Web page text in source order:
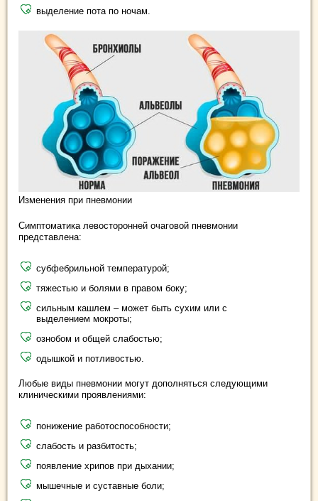
выделение пота по ночам.
Изменения при пневмонии
Симптоматика левосторонней очаговой пневмонии
представлена:
субфебрильной температурой;
тяжестью и болями в правом боку;
сильным кашлем – может быть сухим или с
выделением мокроты;
ознобом и общей слабостью;
одышкой и потливостью.
Любые виды пневмонии могут дополняться следующими
клиническими проявлениями:
понижение работоспособности;
слабость и разбитость;
появление хрипов при дыхании;
мышечные и суставные боли;